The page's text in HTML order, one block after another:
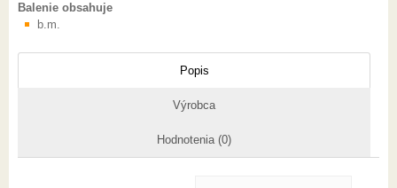
Balenie obsahuje
b.m.
Popis
Výrobca
Hodnotenia (0)